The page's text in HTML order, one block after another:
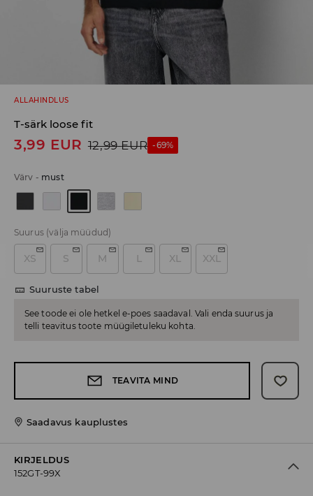
ALLAHINDLUS
T-särk loose fit
3,99 EUR 12,99 EUR -69%
Värv - must
Suurus (välja müüdud)
XS S M L XL XXL
Suuruste tabel
See toode ei ole hetkel e-poes saadaval. Vali enda suurus ja
telli teavitus toote müügiletuleku kohta.
TEAVITA MIND
Saadavus kauplustes
KIRJELDUS
152GT-99X